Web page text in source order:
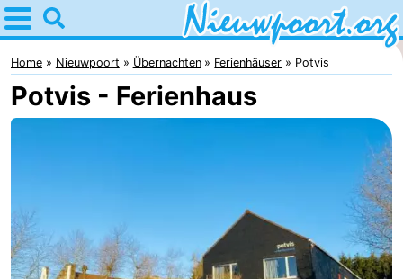
Home
Nieuwpoort
Tipps
Appartements
-
Home Nieuwpoort Übernachten Ferienhäuser Potvis
Potvis - Ferienhaus